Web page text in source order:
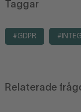
Taggar
#GDPR
Relaterade